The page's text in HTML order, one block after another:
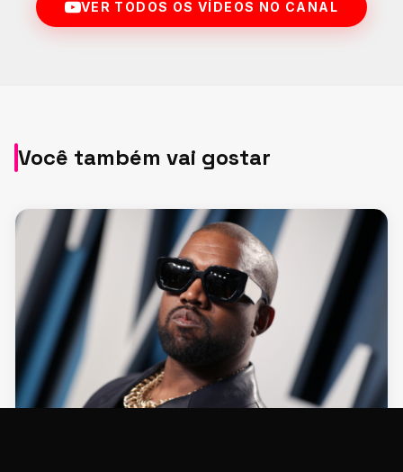
VER TODOS OS VÍDEOS NO CANAL
Você também vai gostar